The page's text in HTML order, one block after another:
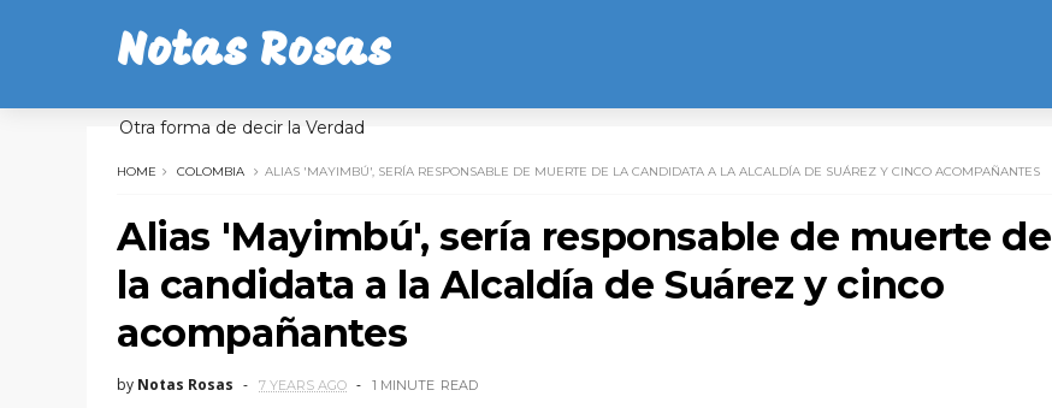
Notas Rosas
Otra forma de decir la Verdad
HOME COLOMBIA ALIAS 'MAYIMBÚ', SERÍA RESPONSABLE DE MUERTE DE LA CANDIDATA A LA ALCALDÍA DE SUÁREZ Y CINCO ACOMPAÑANTES
Alias 'Mayimbú', sería responsable de muerte de
la candidata a la Alcaldía de Suárez y cinco
acompañantes
by Notas Rosas 7 YEARS AGO 1 MINUTE READ